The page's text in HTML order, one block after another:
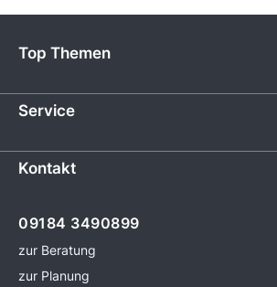
Top Themen
Service
Kontakt
09184 3490899
zur Beratung
zur Planung